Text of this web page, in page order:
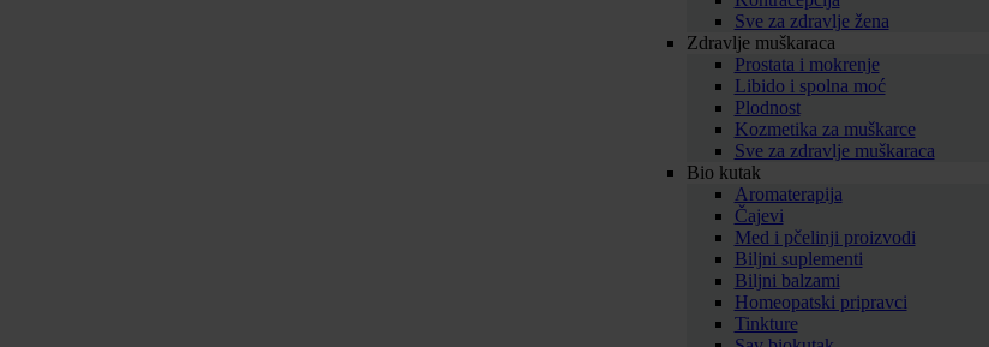
Sve za zdravlje žena
Zdravlje muškaraca
Prostata i mokrenje
Libido i spolna moć
Plodnost
Kozmetika za muškarce
Sve za zdravlje muškaraca
Bio kutak
Aromaterapija
Čajevi
Med i pčelinji proizvodi
Biljni suplementi
Biljni balzami
Homeopatski pripravci
Tinkture